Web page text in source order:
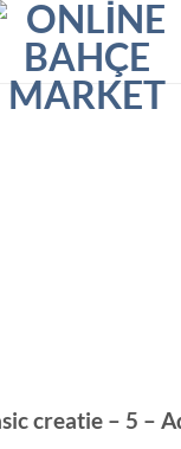
creatie – 5 –